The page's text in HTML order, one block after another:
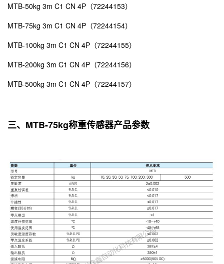
MTB-50kg 3m C1 CN 4P（72244153）
MTB-75kg 3m C1 CN 4P（72244154）
MTB-100kg 3m C1 CN 4P（72244155）
MTB-200kg 3m C1 CN 4P（72244156）
MTB-500kg 3m C1 CN 4P（72244157）
三、MTB-75kg称重传感器产品参数